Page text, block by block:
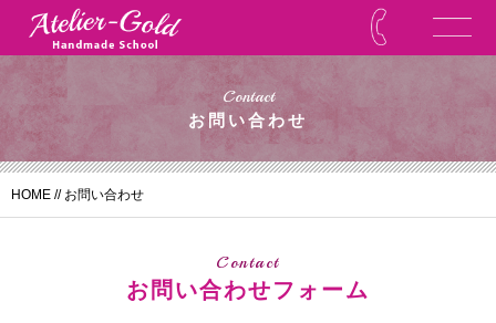
Contact
お問い合わせ
HOME // お問い合わせ
Contact
お問い合わせフォーム